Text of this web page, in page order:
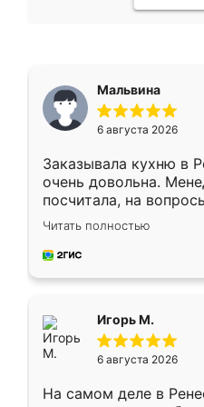
Мальвина
6 августа 2026
Заказывала кухню в
очень довольна.
посчитала, на
Замерщик приехал в
делу со всей
за день, ребята
Читать полностью
Игорь М.
6 августа 2026
На самом деле в